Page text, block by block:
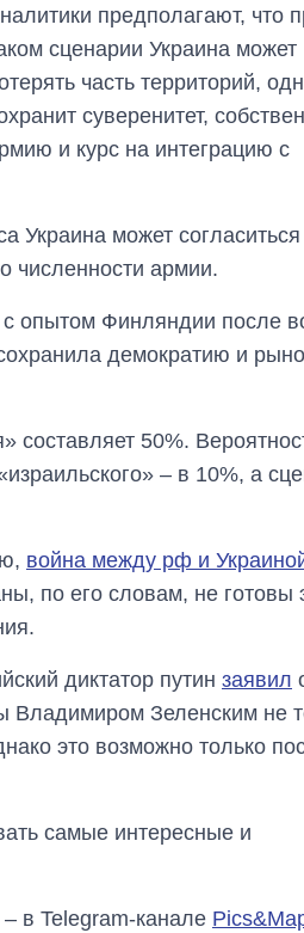
предполагают, что
сценарии Украина может
часть территорий,
суверенитет,
и курс на интеграцию с
Украина может
численности армии.
опытом Финляндии после
демократию и
составляет 50%.
– в 10%, а
война между рф и
по его словам, не готовы
диктатор путин заявил
Владимиром Зеленским не
это возможно только
самые интересные и
в Telegram-канале